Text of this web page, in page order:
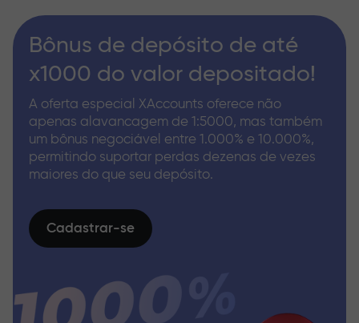
Bônus de depósito de até
x1000 do valor depositado!
A oferta especial XAccounts oferece não
apenas alavancagem de 1:5000, mas também
um bônus negociável entre 1.000% e 10.000%,
permitindo suportar perdas dezenas de vezes
maiores do que seu depósito.
Cadastrar-se